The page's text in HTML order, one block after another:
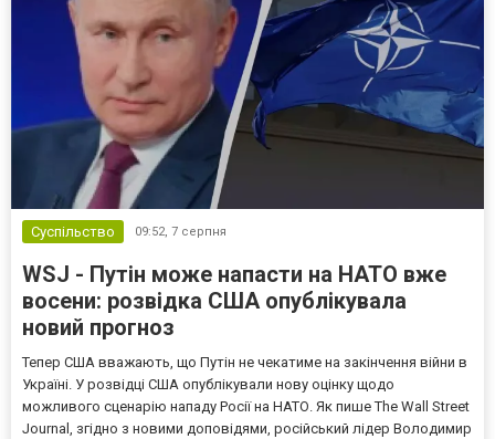
Суспільство 09:52, 7 серпня
WSJ - Путін може напасти на НАТО вже
восени: розвідка США опублікувала
новий прогноз
Тепер США вважають, що Путін не чекатиме на закінчення війни в
Україні. У розвідці США опублікували нову оцінку щодо
можливого сценарію нападу Росії на НАТО. Як пише The Wall Street
Journal, згідно з новими доповідями, російський лідер Володимир